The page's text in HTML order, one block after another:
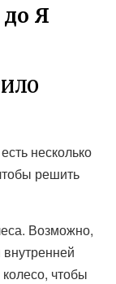
Я
несколько
решить
Возможно,
чтобы